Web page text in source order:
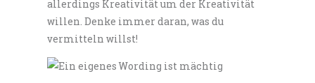
allerdings Kreativität um der Kreativität
willen. Denke immer daran, was du
vermitteln willst!